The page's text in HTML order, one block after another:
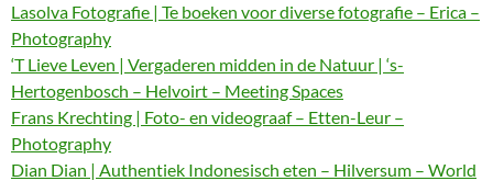
Lasolva Fotografie | Te boeken voor diverse fotografie – Erica –
Photography
‘T Lieve Leven | Vergaderen midden in de Natuur | ‘s-
Hertogenbosch – Helvoirt – Meeting Spaces
Frans Krechting | Foto- en videograaf – Etten-Leur –
Photography
Dian Dian | Authentiek Indonesisch eten – Hilversum – World